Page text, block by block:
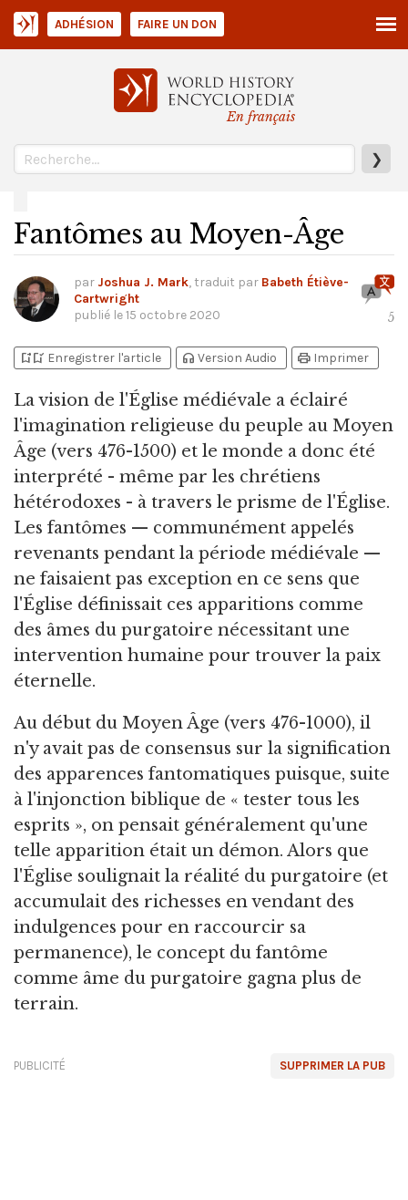
En français
❯
ADHÉSION FAIRE UN DON
Fantômes au Moyen-Âge
par Joshua J. Mark, traduit par Babeth Étiève-
Cartwright
publié le15 octobre 2020 5
bookmark_addbookmark_added Enregistrer l'article headphones Version Audio print Imprimer
La vision de l'Église médiévale a éclairé
l'imagination religieuse du peuple au Moyen
Âge (vers 476-1500) et le monde a donc été
interprété - même par les chrétiens
hétérodoxes - à travers le prisme de l'Église.
Les fantômes — communément appelés
revenants pendant la période médiévale —
ne faisaient pas exception en ce sens que
l'Église définissait ces apparitions comme
des âmes du purgatoire nécessitant une
intervention humaine pour trouver la paix
éternelle.
Au début du Moyen Âge (vers 476-1000), il
n'y avait pas de consensus sur la signification
des apparences fantomatiques puisque, suite
à l'injonction biblique de « tester tous les
esprits », on pensait généralement qu'une
telle apparition était un démon. Alors que
l'Église soulignait la réalité du purgatoire (et
accumulait des richesses en vendant des
indulgences pour en raccourcir sa
permanence), le concept du fantôme
comme âme du purgatoire gagna plus de
terrain.
SUPPRIMER LA PUB
PUBLICITÉ